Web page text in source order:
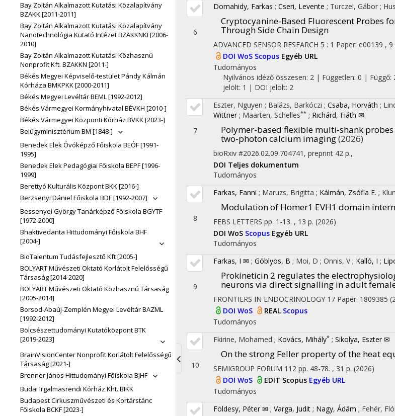
navigation
Bay Zoltán Alkalmazott Kutatási Közalapítvány
BZAKK [2011-2011]
Bay Zoltán Alkalmazott Kutatási Közalapítvány
Nanotechnológia Kutató Intézet BZAKKNKI [2006-
2010]
Bay Zoltán Alkalmazott Kutatási Közhasznú
Nonprofit Kft. BZAKKN [2011-]
Békés Megyei Képviselő-testület Pándy Kálmán
Kórháza BMKPKK [2000-2011]
Békés Megyei Levéltár BEML [1992-2012]
Békés Vármegyei Kormányhivatal BÉVKH [2010-]
Békés Vármegyei Központi Kórház BVKK [2023-]
Belügyminisztérium BM [1848-]
Benedek Elek Óvóképző Főiskola BEÓF [1991-
1995]
Benedek Elek Pedagógiai Főiskola BEPF [1996-
1999]
Berettyó Kulturális Központ BKK [2016-]
Berzsenyi Dániel Főiskola BDF [1992-2007]
Bessenyei György Tanárképző Főiskola BGYTF
[1972-2000]
Bhaktivedanta Hittudományi Főiskola BHF
[2004-]
BioTalentum Tudásfejlesztő Kft [2005-]
BOLYART Művészeti Oktató Korlátolt Felelősségű
Társaság [2014-2020]
BOLYART Művészeti Oktató Közhasznú Társaság
[2005-2014]
Borsod-Abaúj-Zemplén Megyei Levéltár BAZML
[1992-2012]
Bölcsészettudományi Kutatóközpont BTK
[2019-2023]
BrainVisionCenter Nonprofit Korlátolt Felelősségű
Társaság [2021-]
Brenner János Hittudományi Főiskola BJHF
Budai Irgalmasrendi Kórház Kht. BIKK
Budapest Cirkuszművészeti és Kortárstánc
Főiskola BCKF [2023-]
6
Domahidy, Farkas ; Cseri, Levente ; Turczel, Gábor ;
Cryptocyanine‐Based Fluorescent Probes
Through Side Chain Design
ADVANCED SENSOR RESEARCH 5 : 1 Paper: e00139 , 9
DOI WoS Scopus Egyéb URL
Tudományos
Nyilvános idéző összesen: 2| Független: 0 | Függő:
jelölt: 1 | DOI jelölt: 2
7
Eszter, Nguyen ; Balázs, Barkóczi ; Csaba, Horváth ;
Wittner ; Maarten, Schelles** ; Richárd, Fiáth ✉
Polymer-based flexible multi-shank
two-photon calcium imaging(2026)
bioRxiv #2026.02.09.704741 , preprint 42 p.,
DOI Teljes dokumentum
Tudományos
8
Farkas, Fanni ; Maruzs, Brigitta ; Kálmán, Zsófia E. ;
Modulation of Homer1 EVH1 domain
FEBS LETTERS pp. 1-13. , 13 p. (2026)
DOI WoS Scopus Egyéb URL
Tudományos
9
Farkas, I ✉ ; Göblyös, B ; Moi, D ; Onnis, V; Kalló, I ;
Prokineticin 2 regulates the
neurons via direct signalling in adult
FRONTIERS IN ENDOCRINOLOGY 17 Paper: 1809385
DOI WoS REAL Scopus
Tudományos
10
Fkirine, Mohamed ; Kovács, Mihály* ; Sikolya, Eszter ✉
On the strong Feller property of the heat
SEMIGROUP FORUM 112 pp. 48-78. , 31 p. (2026)
DOI WoS EDIT Scopus Egyéb URL
Tudományos
Földesy, Péter ✉ ; Varga, Judit ; Nagy, Ádám ; Fehér,